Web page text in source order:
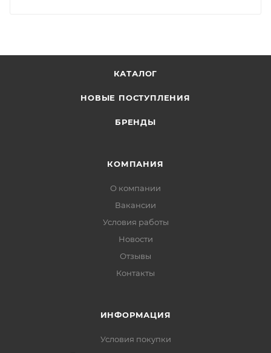
КАТАЛОГ
НОВЫЕ ПОСТУПЛЕНИЯ
БРЕНДЫ
КОМПАНИЯ
О компании
Вакансии
Условия работы
Новости
Отзывы
Контакты
ИНФОРМАЦИЯ
Условия покупки